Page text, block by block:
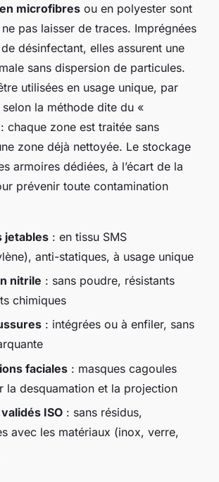
microfibres ou en polyester sont
pas laisser de traces. Imprégnées
désinfectant, elles assurent une
sans dispersion de particules.
utilisées en usage unique, par
selon la méthode dite du «
chaque zone est traitée sans
zone déjà nettoyée. Le stockage
armoires dédiées, à l’écart de la
prévenir toute contamination
jetables : en tissu SMS
anti-statiques, à usage unique
nitrile : sans poudre, résistants
chimiques
: intégrées ou à enfiler, sans
faciales : masques cagoules
la desquamation et la projection
ISO : sans résidus,
avec les matériaux (inox, verre,